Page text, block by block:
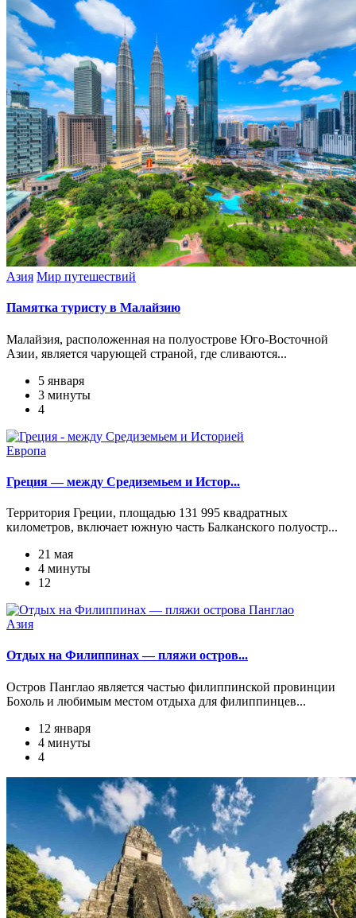
Азия Мир путешествий
Памятка туристу в Малайзию
Малайзия, расположенная на полуострове Юго-Восточной
Азии, является чарующей страной, где сливаются...
5 января
3 минуты
4
Европа
Греция — между Средиземьем и Истор...
Территория Греции, площадью 131 995 квадратных
километров, включает южную часть Балканского полуостр...
21 мая
4 минуты
12
Азия
Отдых на Филиппинах — пляжи остров...
Остров Панглао является частью филиппинской провинции
Бохоль и любимым местом отдыха для филиппинцев...
12 января
4 минуты
4